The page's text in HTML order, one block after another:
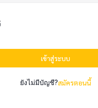
เข้าสู่ระบบ
ยังไม่มีบัญชี?สมัครตอนนี้